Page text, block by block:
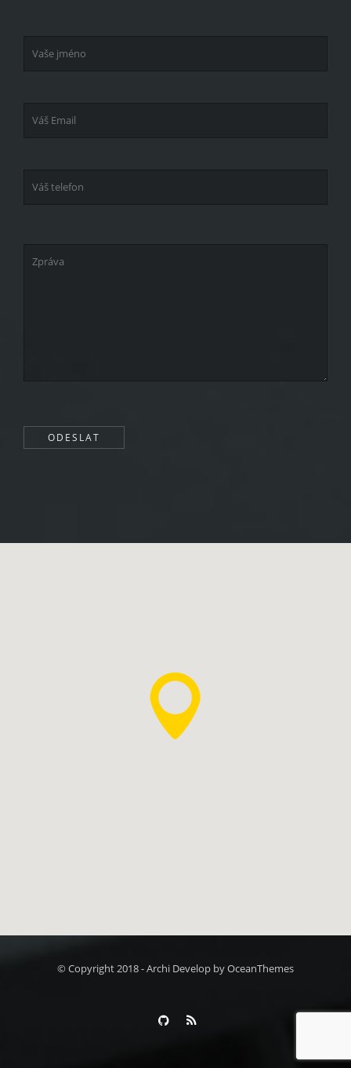
© Copyright 2018 - Archi Develop by OceanThemes